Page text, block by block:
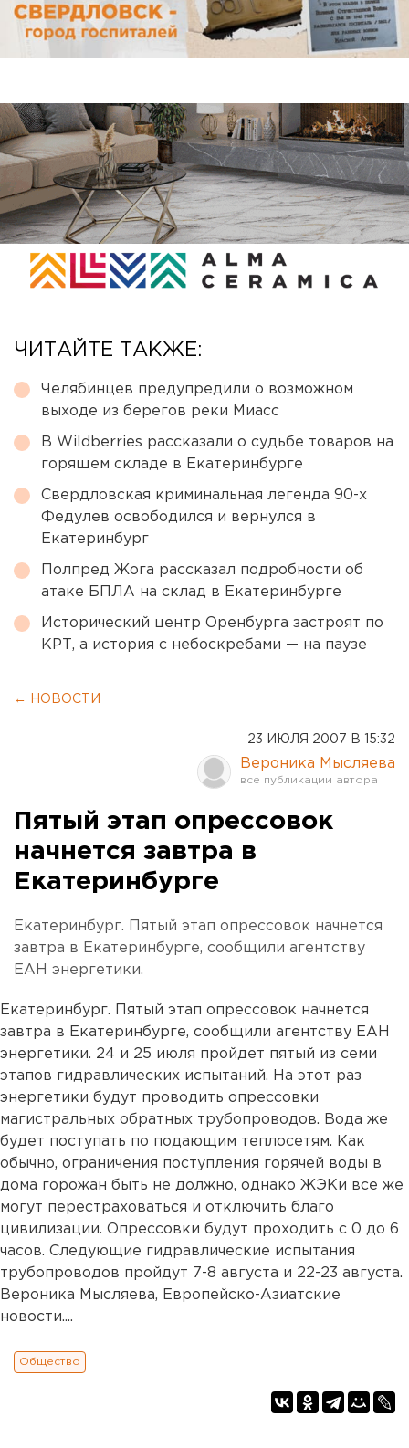
ЧИТАЙТЕ ТАКЖЕ:
Челябинцев предупредили о возможном
выходе из берегов реки Миасс
В Wildberries рассказали о судьбе товаров на
горящем складе в Екатеринбурге
Свердловская криминальная легенда 90-х
Федулев освободился и вернулся в
Екатеринбург
Полпред Жога рассказал подробности об
атаке БПЛА на склад в Екатеринбурге
Исторический центр Оренбурга застроят по
КРТ, а история с небоскребами — на паузе
← НОВОСТИ
23 ИЮЛЯ 2007 В 15:32
Вероника Мысляева
Пятый этап опрессовок
начнется завтра в
Екатеринбурге
Екатеринбург. Пятый этап опрессовок начнется
завтра в Екатеринбурге, сообщили агентству
ЕАН энергетики.
Екатеринбург. Пятый этап опрессовок начнется
завтра в Екатеринбурге, сообщили агентству ЕАН
энергетики. 24 и 25 июля пройдет пятый из семи
этапов гидравлических испытаний. На этот раз
энергетики будут проводить опрессовки
магистральных обратных трубопроводов. Вода же
будет поступать по подающим теплосетям. Как
обычно, ограничения поступления горячей воды в
дома горожан быть не должно, однако ЖЭКи все же
могут перестраховаться и отключить благо
цивилизации. Опрессовки будут проходить с 0 до 6
часов. Следующие гидравлические испытания
трубопроводов пройдут 7-8 августа и 22-23 августа.
Вероника Мысляева, Европейско-Азиатские
новости....
Общество